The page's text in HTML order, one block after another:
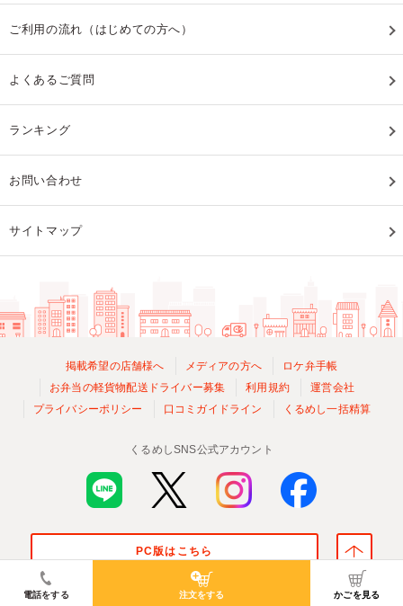
電話をする 注文をする かごを見る
ご利用の流れ（はじめての方へ）
よくあるご質問
ランキング
お問い合わせ
サイトマップ
掲載希望の店舗様へ メディアの方へ
ロケ弁手帳
お弁当の軽貨物配送ドライバー募集
利用規約
運営会社
プライバシーポリシー
口コミガイドライン くるめし一括精算
くるめしSNS公式アカウント
PC版はこちら
© Kurumeshi, Inc. All Rights Reserved.